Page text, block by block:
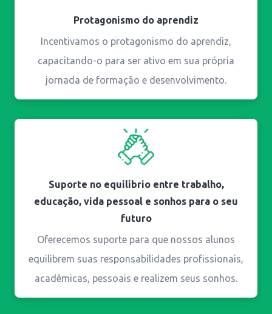
Protagonismo do aprendiz
Incentivamos o protagonismo do aprendiz,
capacitando-o para ser ativo em sua própria
jornada de formação e desenvolvimento.
Suporte no equilíbrio entre trabalho,
educação, vida pessoal e sonhos para o seu
futuro
Oferecemos suporte para que nossos alunos
equilibrem suas responsabilidades profissionais,
acadêmicas, pessoais e realizem seus sonhos.